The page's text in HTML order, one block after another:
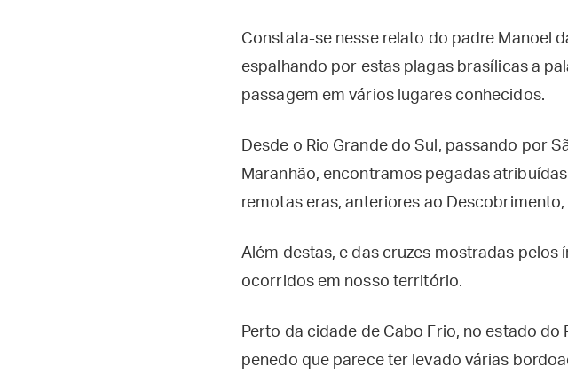
Constata-se nesse relato do padre Manoel
espalhando por estas plagas brasílicas a
passagem em vários lugares conhecidos.
Desde o Rio Grande do Sul, passando por
Maranhão, encontramos pegadas
remotas eras, anteriores ao
Além destas, e das cruzes mostradas
ocorridos em nosso território.
Perto da cidade de Cabo Frio, no estado
penedo que parece ter levado várias